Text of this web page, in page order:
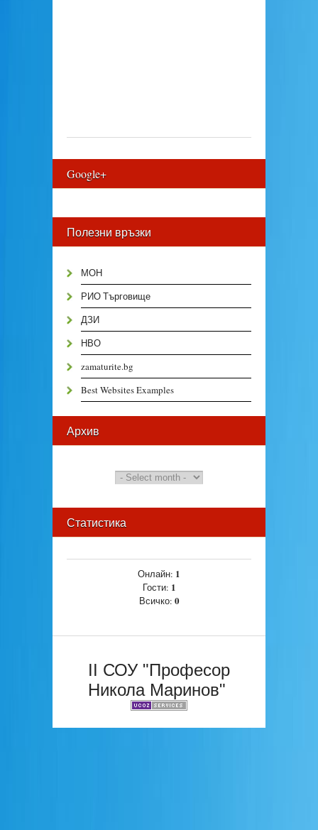
Google+
Полезни връзки
МОН
РИО Търговище
ДЗИ
НВО
zamaturite.bg
Best Websites Examples
Архив
Статистика
Онлайн: 1
Гости: 1
Всичко: 0
II СОУ "Професор
Никола Маринов"